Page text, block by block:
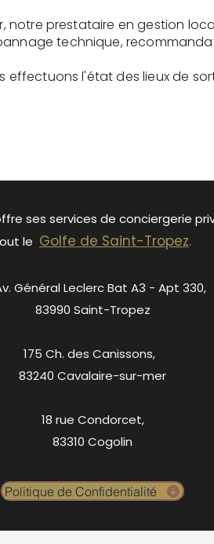
notre prestataire en gestion
technique,
effectuons l'état des lieux de
ses services de conciergerie
le Golfe de Saint-Tropez.
Général Leclerc Bat A3 - Apt 330,
83990 Saint-Tropez
175 Ch. des Canissons,
83240 Cavalaire-sur-mer
18 rue Condorcet,
83310 Cogolin
Politique de Confidentialité